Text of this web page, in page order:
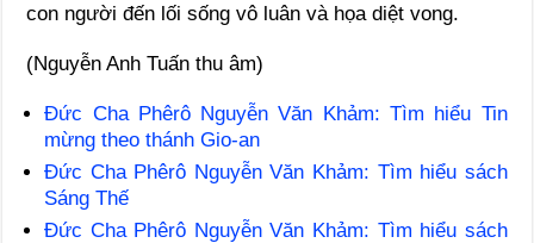
con người đến lối sống vô luân và họa diệt vong.
(Nguyễn Anh Tuấn thu âm)
Đức Cha Phêrô Nguyễn Văn Khảm: Tìm hiểu Tin
mừng theo thánh Gio-an
Đức Cha Phêrô Nguyễn Văn Khảm: Tìm hiểu sách
Sáng Thế
Đức Cha Phêrô Nguyễn Văn Khảm: Tìm hiểu sách